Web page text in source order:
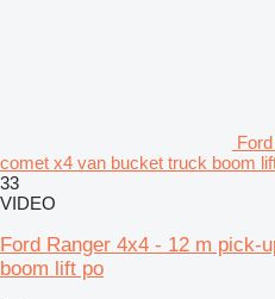
comet x4 van bucket truck boom
33
VIDEO
Ford Ranger 4x4 - 12 m pick-
boom lift po